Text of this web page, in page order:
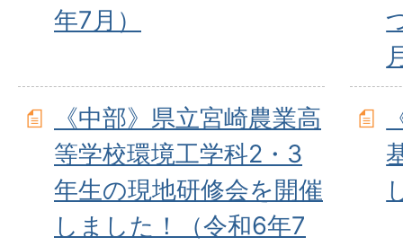
年7月）
《中部》県立宮崎農業高
等学校環境工学科2・3
年生の現地研修会を開催
しました！（令和6年7